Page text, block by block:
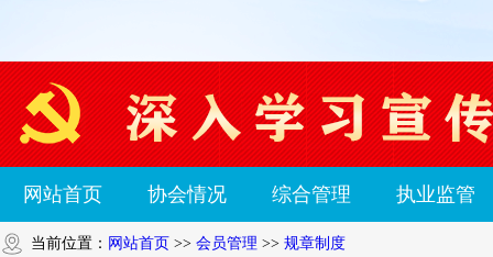
网站首页 协会情况 综合管理 执业监管
当前位置： 网站首页 >> 会员管理 >> 规章制度